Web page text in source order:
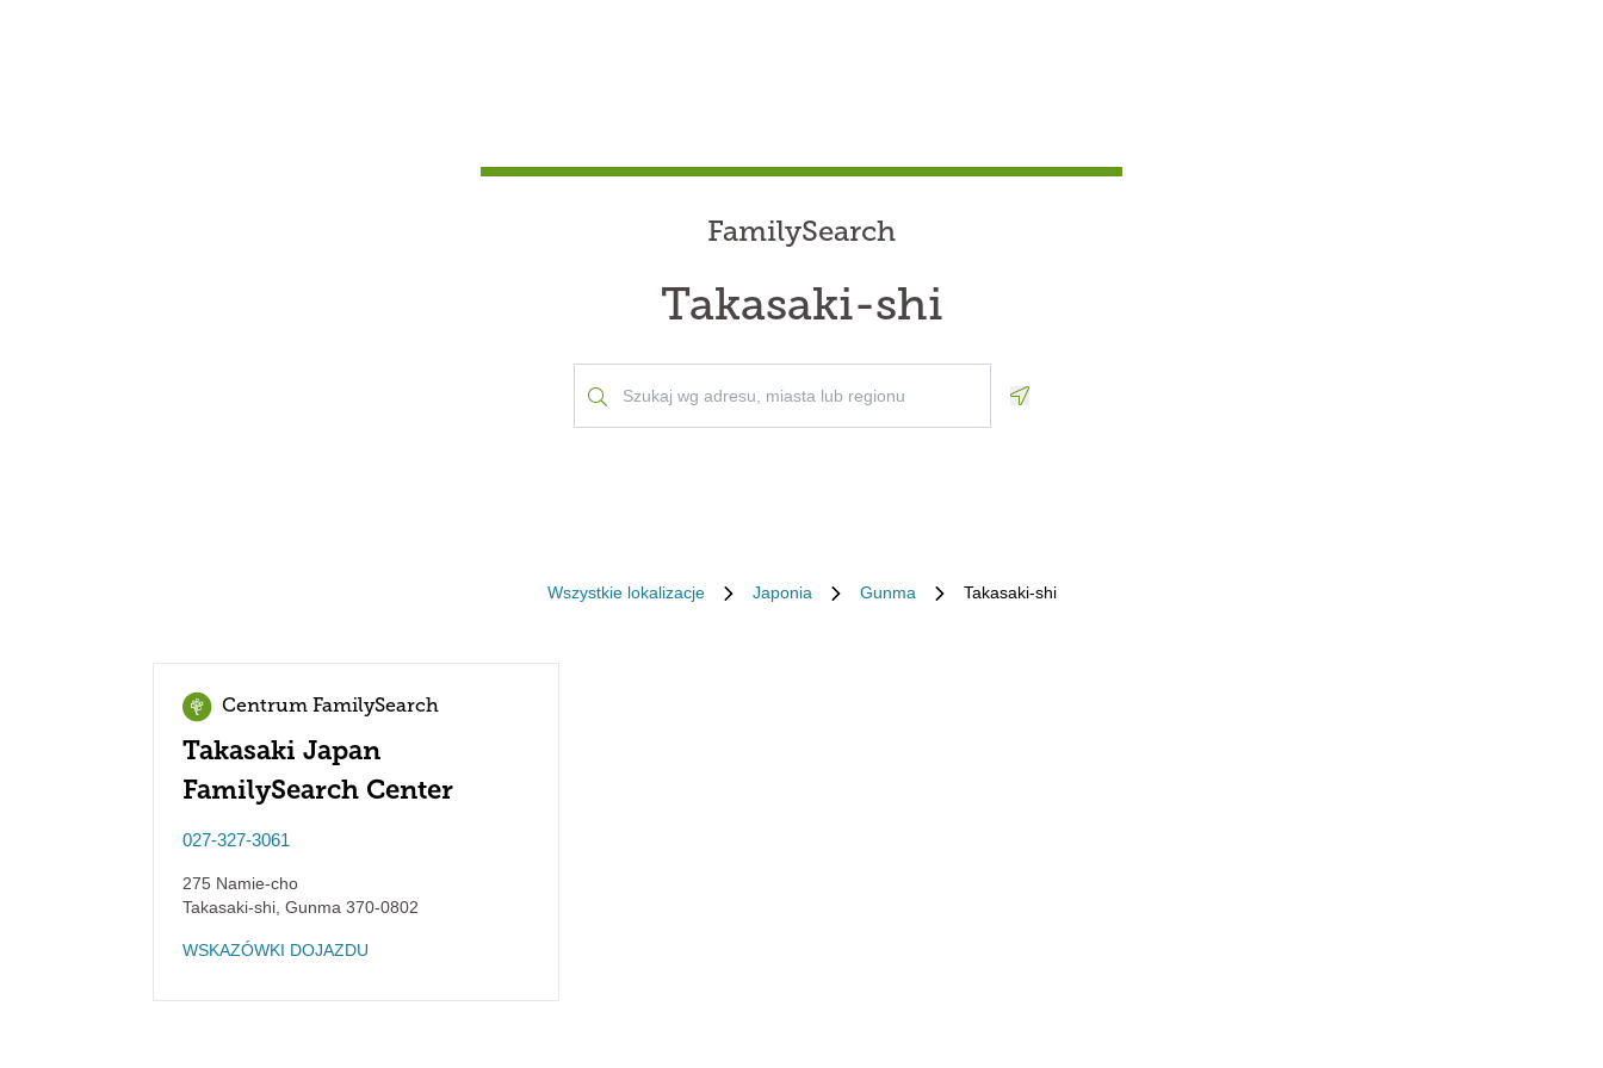
FamilySearch
Takasaki-shi
Wszystkie lokalizacje Japonia Gunma Takasaki-shi
Centrum FamilySearch
Takasaki Japan
FamilySearch Center
027-327-3061
275 Namie-cho
Takasaki-shi Gunma 370-0802
WSKAZÓWKI DOJAZDU